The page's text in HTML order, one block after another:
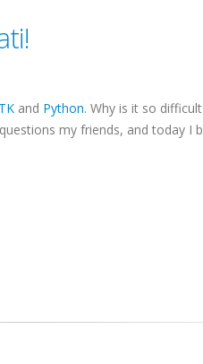
and Python. Why is it so
my friends, and today I